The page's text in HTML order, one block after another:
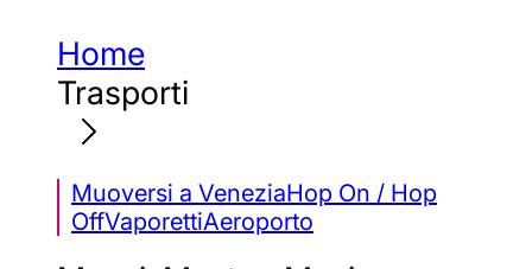
Home
Trasporti
Muoversi a VeneziaHop On / Hop
OffVaporettiAeroporto